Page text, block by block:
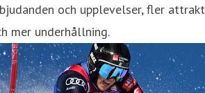
och upplevelser, fler
mer underhållning.